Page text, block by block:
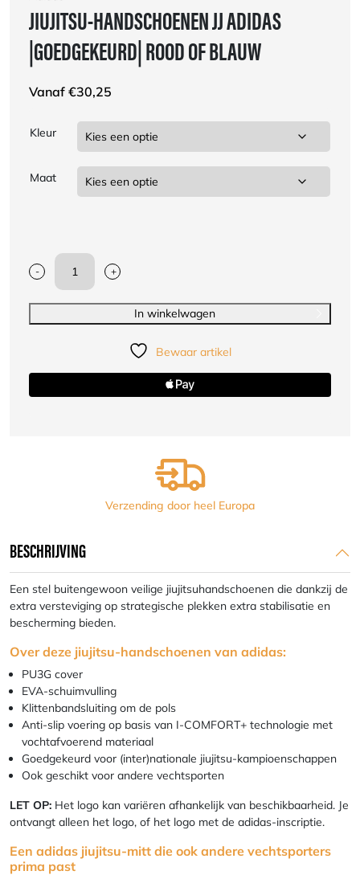
JIUJITSU-HANDSCHOENEN JJ ADIDAS
|GOEDGEKEURD| ROOD OF BLAUW
Vanaf €30,25
Kleur
Maat
-
Jiujitsu-
adidas
of
blauw
+
In winkelwagen
Bewaar artikel
Verzending door heel Europa
BESCHRIJVING
Een stel buitengewoon veilige jiujitsuhandschoenen die dankzij de
extra versteviging op strategische plekken extra stabilisatie en
bescherming bieden.
Over deze jiujitsu-handschoenen van adidas:
PU3G cover
EVA-schuimvulling
Klittenbandsluiting om de pols
Anti-slip voering op basis van I-COMFORT+ technologie met
vochtafvoerend materiaal
Goedgekeurd voor (inter)nationale jiujitsu-kampioenschappen
Ook geschikt voor andere vechtsporten
LET OP: Het logo kan variëren afhankelijk van beschikbaarheid. Je
ontvangt alleen het logo, of het logo met de adidas-inscriptie.
Een adidas jiujitsu-mitt die ook andere vechtsporters
prima past